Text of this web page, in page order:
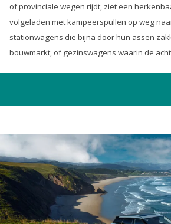
of provinciale wegen rijdt, ziet een
volgeladen met kampeerspullen op weg
stationwagens die bijna door hun assen
bouwmarkt, of gezinswagens waarin de
zeulen. We houden van onze auto’s en we